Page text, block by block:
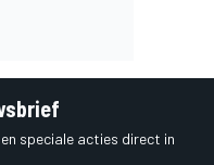
speciale acties direct in